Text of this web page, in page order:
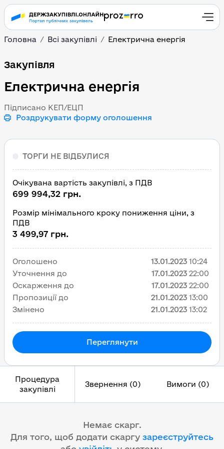
Головна Всі закупівлі Електрична енергія
Електрична енергія
Закупівля
Електрична енергія
Підписано КЕП/ЕЦП
Роздрукувати форму оголошення
Процедура
закупівлі
Звернення (0) Вимоги (0)
Немає скарг.
Для того, щоб додати скаргу зареєструйтесь
ТОРГИ НЕ ВІДБУЛИСЯ
Очікувана вартість закупівлі, з ПДВ
699 994,32 грн.
Розмір мінімального кроку пониження ціни, з
ПДВ
3 499,97 грн.
Оголошено 13.01.2023 10:24
Уточнення до
17.01.2023 22:00
Оскарження до
17.01.2023 22:00
Пропозиції до
21.01.2023 13:00
Змінено
21.01.2023 13:02
Переглянути